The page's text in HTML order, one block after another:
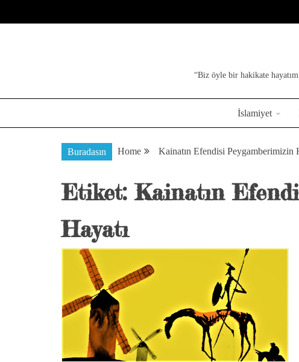
to
“Biz öyle bir hakikate
İslamiyet
Buradasın Home Kainatın Efendisi Peygamberimizin
Etiket:Kainatın
Hayatı